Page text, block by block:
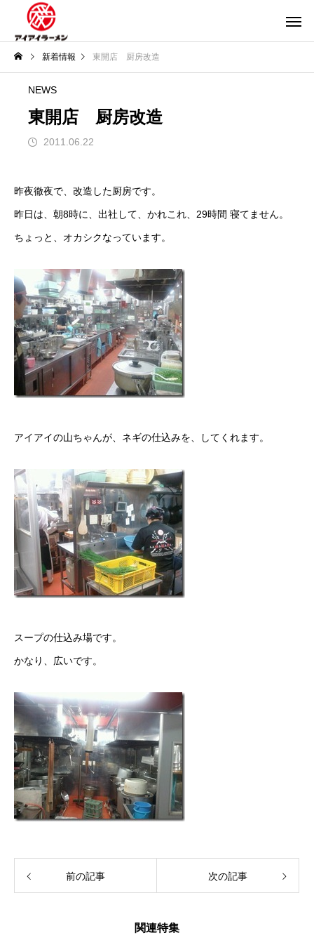
新着情報 東開店 厨房改造
NEWS
東開店 厨房改造
2011.06.22
昨夜徹夜で、改造した厨房です。
昨日は、朝8時に、出社して、かれこれ、29時間 寝てません。
ちょっと、オカシクなっています。
アイアイの山ちゃんが、ネギの仕込みを、してくれます。
スープの仕込み場です。
かなり、広いです。
前の記事 次の記事
関連特集